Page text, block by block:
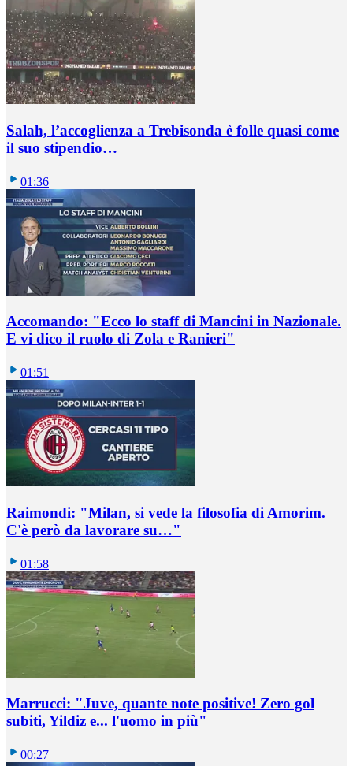
Salah, l’accoglienza a Trebisonda è folle quasi come
il suo stipendio…
01:36
Accomando: "Ecco lo staff di Mancini in Nazionale.
E vi dico il ruolo di Zola e Ranieri"
01:51
Raimondi: "Milan, si vede la filosofia di Amorim.
C'è però da lavorare su…"
01:58
Marrucci: "Juve, quante note positive! Zero gol
subiti, Yildiz e... l'uomo in più"
00:27